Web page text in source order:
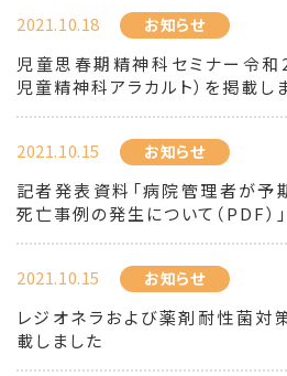
2021.10.18 お知らせ
児童思春期精神科セミナー令和
児童精神科アラカルト）を掲載し
2021.10.15 お知らせ
記者発表資料「病院管理者が予
死亡事例の発生について（PDF）
2021.10.15 お知らせ
レジオネラおよび薬剤耐性菌対
載しました